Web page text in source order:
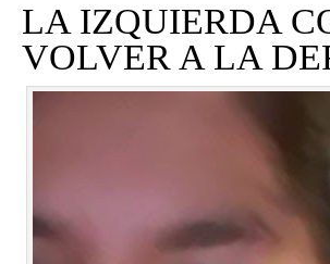
LA IZQUIERDA
VOLVER A LA